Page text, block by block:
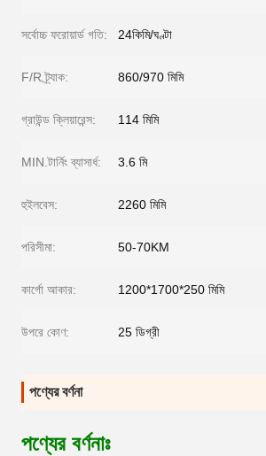
সর্বোচ্চ ফরোয়ার্ড গতি: 24কিমি/ঘণ্টা
F/R ট্র্যাক: 860/970 মিমি
গ্রাউন্ড ক্লিয়ারেন্স: 114 মিমি
MIN.টার্নিং ব্যাসার্ধ: 3.6 মি
হুইলবেস: 2260 মিমি
পরিসীমা: 50-70KM
কার্গো আকার: 1200*1700*250 মিমি
উপরে কোণ: 25 ডিগ্রী
পণ্যের বর্ণনা
পণ্যের বর্ণনাঃ